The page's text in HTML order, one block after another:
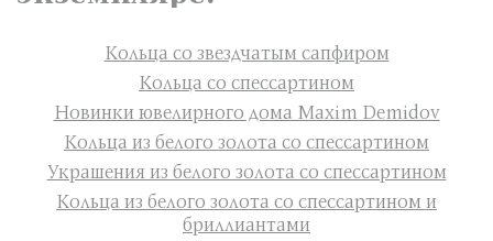
Кольца со звездчатым сапфиром
Кольца со спессартином
Новинки ювелирного дома Maxim Demidov
Кольца из белого золота со спессартином
Украшения из белого золота со спессартином
Кольца из белого золота со спессартином и
бриллиантами